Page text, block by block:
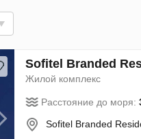
Sofitel Branded
Жилой комплекс
Расстояние до моря:
Sofitel Branded